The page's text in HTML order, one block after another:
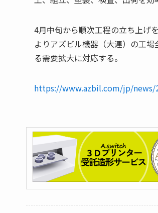
4月中旬から順次工程の立ち上げ
よりアズビル機器（大連）の工
る需要拡大に対応する。
https://www.azbil.com/jp/news/